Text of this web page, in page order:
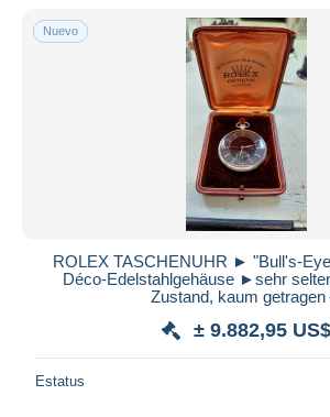
Aplicar
Nuevo
ROLEX TASCHENUHR ► "Bull's-
Déco-Edelstahlgehäuse ►sehr
Zustand, kaum
± 9.882,95 US$
Estatus